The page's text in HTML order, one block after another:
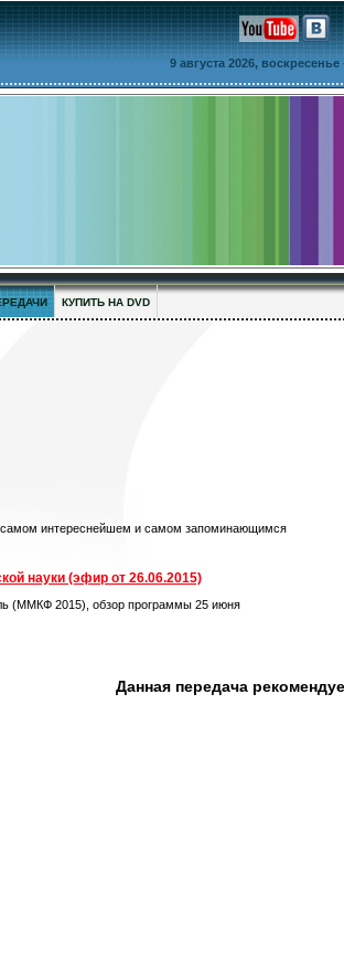
9 августа 2026, воскресенье
КУПИТЬ НА DVD
самом интереснейшем и самом запоминающимся
науки (эфир от 26.06.2015)
(ММКФ 2015), обзор программы 25 июня
Данная передача